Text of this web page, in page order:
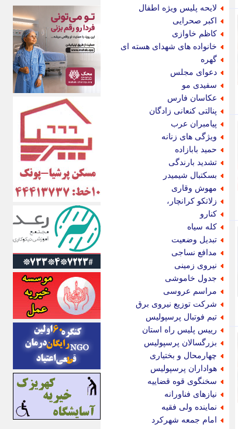
لایحه پلیس ویژه اطفال
اکبر صحرایی
کاظم خاوازی
خانواده های شهدای هسته ای
گهره
دعوای مجلس
سفیدی مو
عکاسان فارس
پنالتی کنعانی زادگان
پیامبران عرب
ویژگی های زنانه
حمید بابازاده
تشدید بارندگی
بسکتبال شیمیدر
مهوش وقاری
زلاتکو کرانچار،
کنارو
کله سیاه
تبدیل وضعیت
مدافع نساجی
نیروی زمینی
جدول خاموشی
مراسم عروسی
شرکت توزیع نیروی برق
تیم فوتبال پرسپولیس
رییس پلیس راه استان
بزرگسالان پرسپولیس
چهارمحال و بختیاری
هواداران پرسپولیس
سخنگوی قوه قضاییه
نیازهای فناورانه
نماینده ولی فقیه
امام جمعه شهرکرد
اکوفارس
اکونگار
اکونیوز
الف
انتشار آنلاین
اندیشه قرن
اندیشه معاصر
اندیشه ها
انرژی پرس
ای استخدام
ایتنا
ایراف
ایران آرت
ایران آنلاین
ایران زندگی
ایران فوری
ایرانی روز
ایرانیتال
ایرنا
ایسکانیوز
ایسنا
ایکنا
ایلنا
اینتیتر
ایونا نیوز
بازتاب آنلاین
باشگاه خبرنگاران
باغستان نیوز
بامبوک
ببین و بخون
بدینسان
بنکر